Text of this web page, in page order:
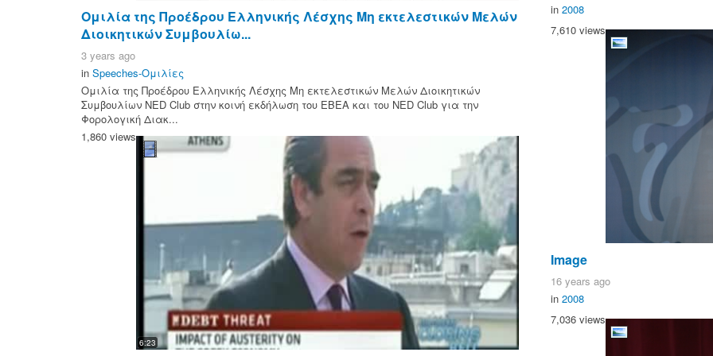
Ομιλία της Προέδρου Ελληνικής Λέσχης Μη εκτελεστικών Μελών
Διοικητικών Συμβουλίω...
3 years ago
in Speeches-Ομιλίες
Ομιλία της Προέδρου Ελληνικής Λέσχης Μη εκτελεστικών Μελών Διοικητικών
Συμβουλίων NED Club στην κοινή εκδήλωση του ΕΒΕΑ και του NED Club για την
Φορολογική Διακ...
1,860 views
6:23
in 2008
7,610 views
Image
16 years ago
in 2008
7,036 views